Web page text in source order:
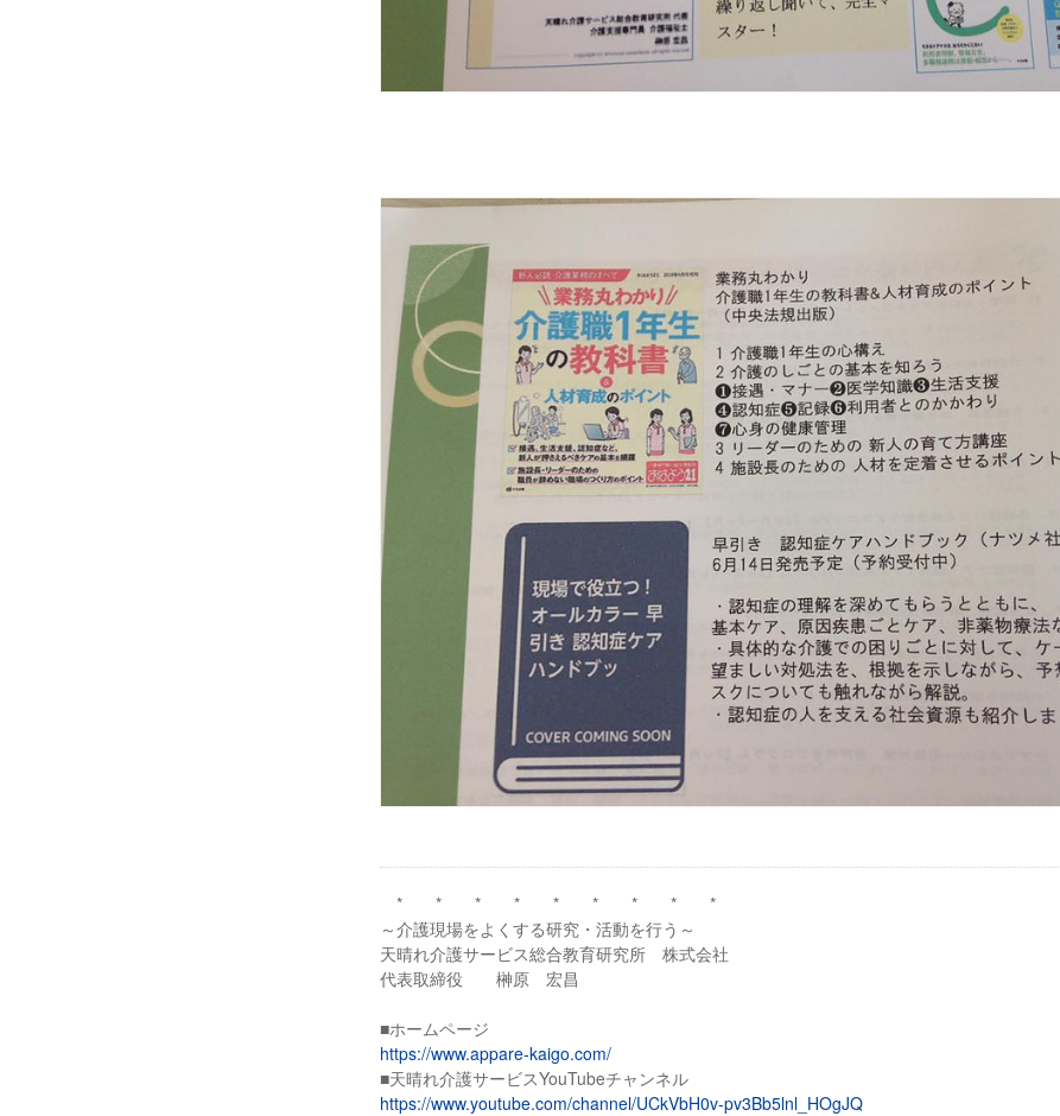
* * * * * * * * *
～介護現場をよくする研究・活動を行う～
天晴れ介護サービス総合教育研究所 株式会社
代表取締役 榊原 宏昌
■ホームページ
https://www.appare-kaigo.com/
■天晴れ介護サービスYouTubeチャンネル
https://www.youtube.com/channel/UCkVbH0v-pv3Bb5lnl_HOgJQ